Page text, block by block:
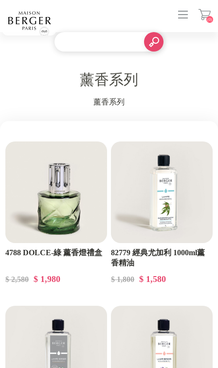
(0)
薰香系列
薰香系列
4788 DOLCE-綠 薰香燈禮盒
$ 2,580 $ 1,980
82779 經典尤加利 1000ml薰
香精油
$ 1,800
$ 1,580